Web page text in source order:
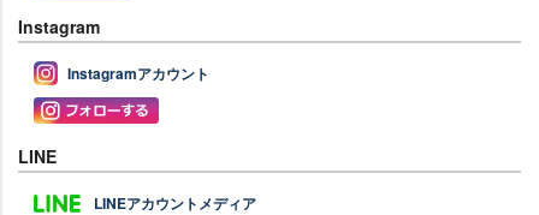
Instagram
Instagramアカウント
LINE
LINEアカウントメディア